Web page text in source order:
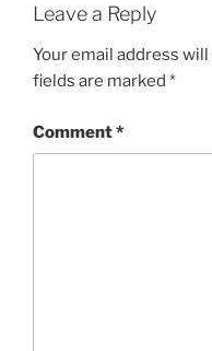
Leave a Reply
Your email address
fields are marked *
Comment*